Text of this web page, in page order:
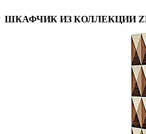
ШКАФЧИК ИЗ КОЛЛЕКЦИИ